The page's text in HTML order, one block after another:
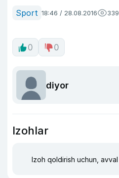
Sport 18:46 / 28.08.2016 339
0 0
diyor
Izohlar
Izoh qoldirish uchun, avval